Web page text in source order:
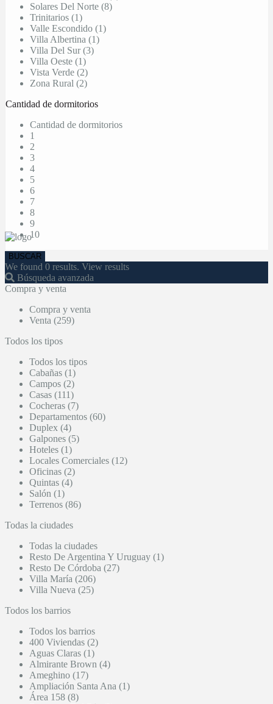
Solares Del Norte (8)
Trinitarios (1)
Valle Escondido (1)
Villa Albertina (1)
Villa Del Sur (3)
Villa Oeste (1)
Vista Verde (2)
Zona Rural (2)
Cantidad de dormitorios
Cantidad de dormitorios
1
2
3
4
5
6
7
8
9
10
We found 0 results. View results
Búsqueda avanzada
Compra y venta
Compra y venta
Venta (259)
Todos los tipos
Todos los tipos
Cabañas (1)
Campos (2)
Casas (111)
Cocheras (7)
Departamentos (60)
Duplex (4)
Galpones (5)
Hoteles (1)
Locales Comerciales (12)
Oficinas (2)
Quintas (4)
Salón (1)
Terrenos (86)
Todas la ciudades
Todas la ciudades
Resto De Argentina Y Uruguay (1)
Resto De Córdoba (27)
Villa María (206)
Villa Nueva (25)
Todos los barrios
Todos los barrios
400 Viviendas (2)
Aguas Claras (1)
Almirante Brown (4)
Ameghino (17)
Ampliación Santa Ana (1)
Área 158 (8)